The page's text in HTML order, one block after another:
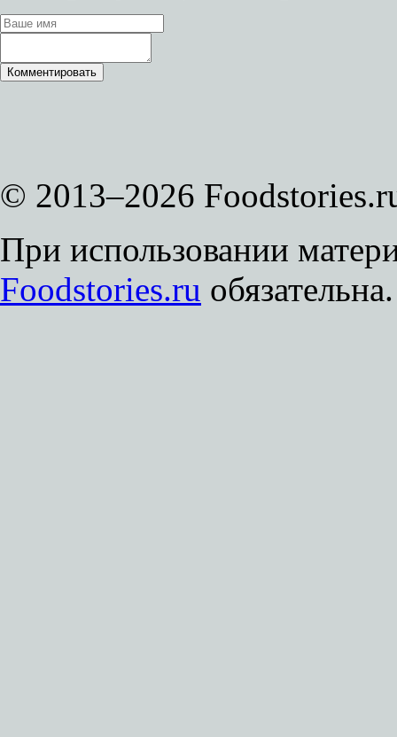
© 2013–2026
При использовании
Foodstories.ru обязательна.